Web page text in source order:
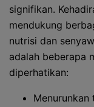
signifikan.
mendukung
nutrisi dan
adalah beberapa
diperhatikan:
Menurunkan